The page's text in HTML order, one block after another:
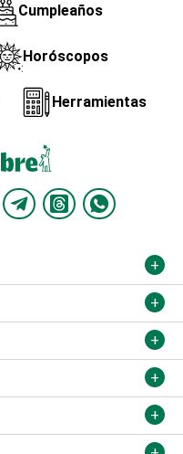
Cumpleaños
Horóscopos
Herramientas